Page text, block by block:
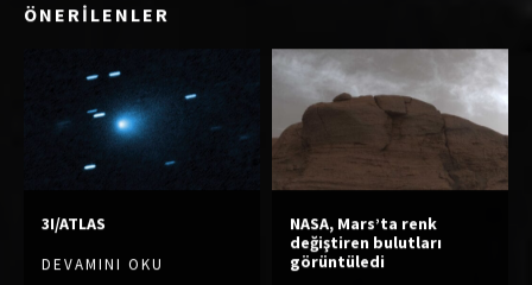
ÖNERİLENLER
3I/ATLAS
DEVAMINI OKU
NASA, Mars’ta renk
değiştiren bulutları
görüntüledi